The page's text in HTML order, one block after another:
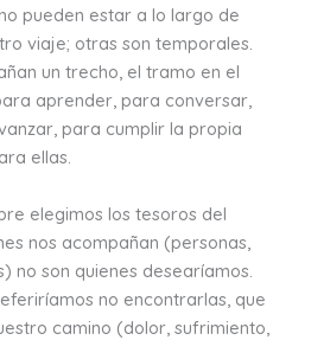
pueden estar a lo largo de
viaje; otras son temporales.
un trecho, el tramo en el
aprender, para conversar,
para cumplir la propia
ellas.
elegimos los tesoros del
nos acompañan (personas,
no son quienes desearíamos.
no encontrarlas, que
camino (dolor, sufrimiento,